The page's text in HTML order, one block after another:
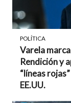
POLÍTICA
Varela
Rendición y
“líneas
EE.UU.